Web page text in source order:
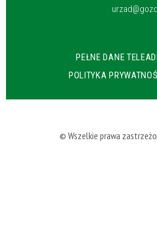
PEŁNE DANE
POLITYKA
© Wszelkie prawa